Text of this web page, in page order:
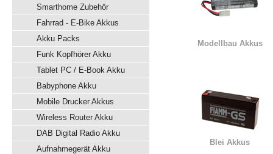
Smarthome Zubehör
Fahrrad - E-Bike Akkus
Akku Packs
Funk Kopfhörer Akku
Tablet PC / E-Book Akku
Babyphone Akku
Mobile Drucker Akkus
Wireless Router Akku
DAB Digital Radio Akku
Aufnahmegerät Akku
Modellbau Akkus
Blei Akkus